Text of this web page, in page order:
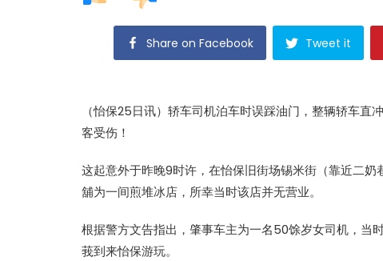
Share on Facebook Tweet it
（怡保25日讯）轿车司机泊车时误踩油门，整辆轿车
客受伤！
这起意外于昨晚9时许，在怡保旧街场锡米街（靠近二
舖为一间煎堆冰店，所幸当时该店并无营业。
根据警方文告指出，肇事车主为一名50馀岁女司机，当
莪到来怡保游玩。